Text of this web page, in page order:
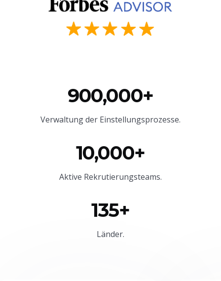
900,000+
Verwaltung der Einstellungsprozesse.
10,000+
Aktive Rekrutierungsteams.
135+
Länder.